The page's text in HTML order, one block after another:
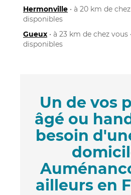
Hermonville • à 20 km de
disponibles
Gueux • à 23 km de chez
disponibles
Un de vos
âgé ou
besoin
ailleurs en